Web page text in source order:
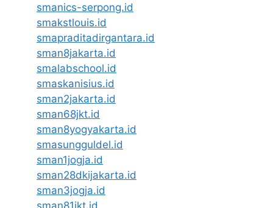
smanics-serpong.id
smakstlouis.id
smapraditadirgantara.id
sman8jakarta.id
smalabschool.id
smaskanisius.id
sman2jakarta.id
sman68jkt.id
sman8yogyakarta.id
smasungguldel.id
sman1jogja.id
sman28dkijakarta.id
sman3jogja.id
sman81jkt.id